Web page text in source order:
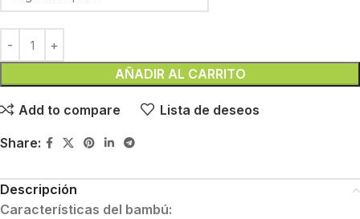
AÑADIR AL CARRITO
Add to compare Lista de deseos
Share:
Descripción
Características del bambú: